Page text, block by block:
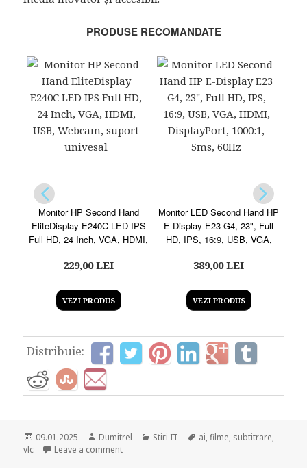
PRODUSE RECOMANDATE
Monitor HP Second Hand
EliteDisplay E240C LED IPS
Full HD, 24 Inch, VGA, HDMI,
univesal
229,00 LEI
VEZI PRODUS
Monitor LED Second Hand HP
E-Display E23 G4, 23", Full
HD, IPS, 16:9, USB, VGA,
5ms, 60Hz
389,00 LEI
VEZI PRODUS
Distribuie:
Posted
on
09.01.2025 Author
Dumitrel Categories
Stiri IT Tags
ai,filme, subtitrare,
vlc
Leave a commenton VLC: Unul dintre cele mai folosite